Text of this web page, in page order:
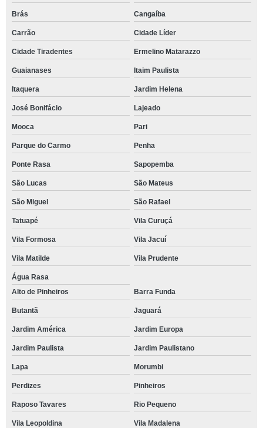
Brás Cangaíba
Carrão Cidade Líder
Cidade Tiradentes Ermelino Matarazzo
Guaianases Itaim Paulista
Itaquera Jardim Helena
José Bonifácio Lajeado
Mooca Pari
Parque do Carmo Penha
Ponte Rasa Sapopemba
São Lucas São Mateus
São Miguel São Rafael
Tatuapé Vila Curuçá
Vila Formosa Vila Jacuí
Vila Matilde Vila Prudente
Água Rasa
Alto de Pinheiros
Barra Funda
Butantã Jaguará
Jardim América Jardim Europa
Jardim Paulista Jardim Paulistano
Lapa Morumbi
Perdizes Pinheiros
Raposo Tavares Rio Pequeno
Vila Leopoldina Vila Madalena